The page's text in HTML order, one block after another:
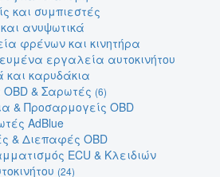
και συμπιεστές
ανυψωτικά
φρένων και κινητήρα
εργαλεία αυτοκινήτου
και καρυδάκια
& Σαρωτές (6)
& Προσαρμογείς OBD
AdBlue
& Διεπαφές OBD
ECU & Κλειδιών
(24)